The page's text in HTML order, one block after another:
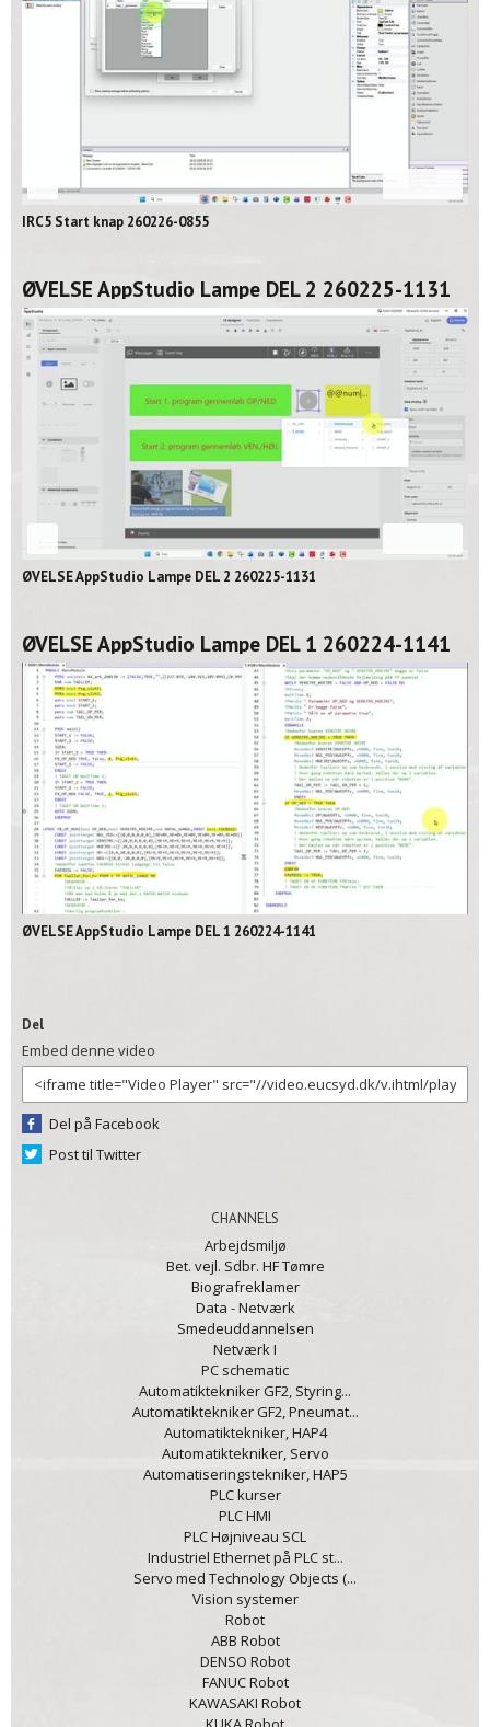
IRC5 Start knap 260226-0855
ØVELSE AppStudio Lampe DEL 2 260225-1131
ØVELSE AppStudio Lampe DEL 2 260225-1131
ØVELSE AppStudio Lampe DEL 1 260224-1141
ØVELSE AppStudio Lampe DEL 1 260224-1141
Del
Embed denne video
Del på Facebook
Post til Twitter
CHANNELS
Arbejdsmiljø
Bet. vejl. Sdbr. HF Tømre
Biografreklamer
Data - Netværk
Smedeuddannelsen
Netværk I
PC schematic
Automatiktekniker GF2, Styring...
Automatiktekniker GF2, Pneumat...
Automatiktekniker, HAP4
Automatiktekniker, Servo
Automatiseringstekniker, HAP5
PLC kurser
PLC HMI
PLC Højniveau SCL
Industriel Ethernet på PLC st...
Servo med Technology Objects (...
Vision systemer
Robot
ABB Robot
DENSO Robot
FANUC Robot
KAWASAKI Robot